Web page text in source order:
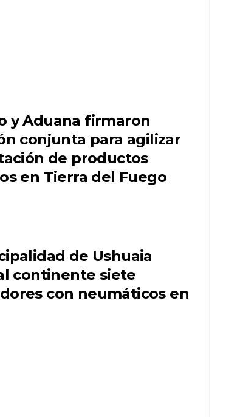
y Aduana firmaron
conjunta para agilizar
de productos
en Tierra del Fuego
de Ushuaia
continente siete
con neumáticos en